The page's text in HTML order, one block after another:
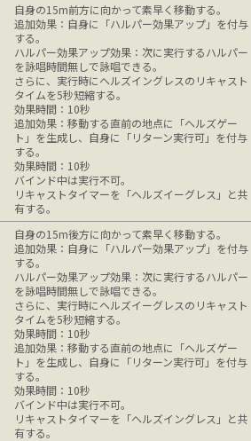
自身の15m前方に向かって素早く移動する。
追加効果：自身に「ハルパー効果アップ」を付与
する。
ハルパー効果アップ効果：次に実行するハルパー
を詠唱時間無しで詠唱できる。
さらに、実行時にヘルズイングレスのリキャスト
タイムを5秒短縮する。
効果時間：10秒
追加効果：移動する直前の地点に「ヘルズゲー
ト」を生成し、自身に「リターン実行可」を付与
する。
効果時間：10秒
バインド中は実行不可。
リキャストタイマーを「ヘルズイーグレス」と共
有する。
自身の15m後方に向かって素早く移動する。
追加効果：自身に「ハルパー効果アップ」を付与
する。
ハルパー効果アップ効果：次に実行するハルパー
を詠唱時間無しで詠唱できる。
さらに、実行時にヘルズイーグレスのリキャスト
タイムを5秒短縮する。
効果時間：10秒
追加効果：移動する直前の地点に「ヘルズゲー
ト」を生成し、自身に「リターン実行可」を付与
する。
効果時間：10秒
バインド中は実行不可。
リキャストタイマーを「ヘルズイングレス」と共
有する。